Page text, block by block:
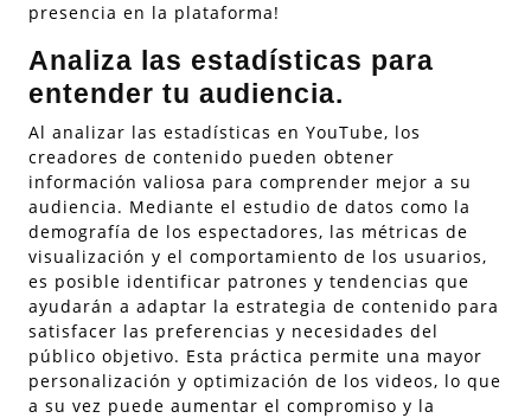
presencia en la plataforma!
Analiza las estadísticas para
entender tu audiencia.
Al analizar las estadísticas en YouTube, los
creadores de contenido pueden obtener
información valiosa para comprender mejor a su
audiencia. Mediante el estudio de datos como la
demografía de los espectadores, las métricas de
visualización y el comportamiento de los usuarios,
es posible identificar patrones y tendencias que
ayudarán a adaptar la estrategia de contenido para
satisfacer las preferencias y necesidades del
público objetivo. Esta práctica permite una mayor
personalización y optimización de los videos, lo que
a su vez puede aumentar el compromiso y la